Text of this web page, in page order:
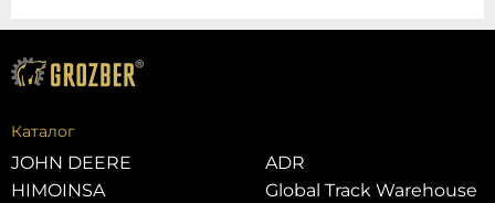
Каталог
JOHN DEERE
HIMOINSA
ADR
Global Track Warehouse